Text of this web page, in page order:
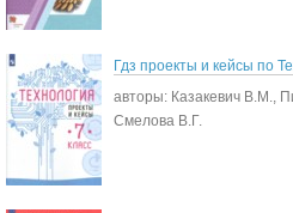
Гдз проекты и кейсы по
авторы: Казакевич В.М.,
Смелова В.Г.